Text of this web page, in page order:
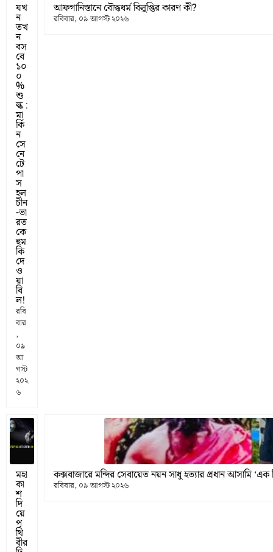
যখ
ন
তখ
ন
বস
বে
১০
০
%
শু
ল্ক :
মা
র্কি
ন
সে
নে
টে
পা
স
হল
চীন
-ভা
রত
কে
হুম
কি
দে
ও
য়া
বি
ল!
রবি
বার
,
০৯
আ
গস্ট
২০২
৬
আফগানিস্তানে বৌদ্ধধর্ম বিলুপ্তির কারণ কী?
রবিবার, ০৯ আগস্ট ২০২৬
মহা
কা
শ
দি
য়ে
পৃ
থি
বীর
কক্সবাজারে মন্দির সেবায়েত নয়ন সাধু হত্যার প্রধান আসামি ‘এক
রবিবার, ০৯ আগস্ট ২০২৬